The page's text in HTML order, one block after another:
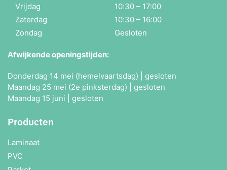
Vrijdag
10:30 – 17:00
Zaterdag
10:30 – 16:00
Zondag
Gesloten
Afwijkende openingstijden:
Donderdag 14 mei (hemelvaartsdag) | gesloten
Maandag 25 mei (2e pinksterdag) | gesloten
Maandag 15 juni | gesloten
Producten
Laminaat
PVC